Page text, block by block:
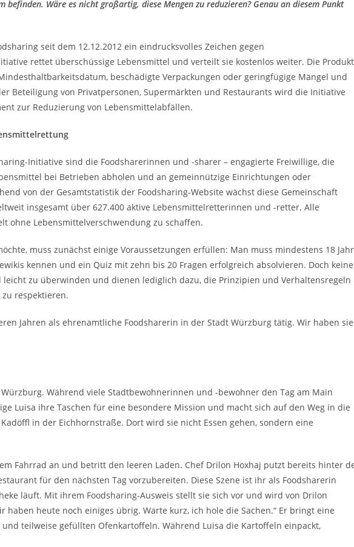
Wäre es nicht großartig, diese Mengen zu reduzieren? Genau an diesem Punkt
seit dem 12.12.2012 ein eindrucksvolles Zeichen gegen
rettet überschüssige Lebensmittel und verteilt sie kostenlos weiter. Die
beschädigte Verpackungen oder geringfügige Mängel und
Beteiligung von Privatpersonen, Supermärkten und Restaurants wird die Initiative
zur Reduzierung von Lebensmittelabfällen.
Initiative sind die Foodsharerinnen und -sharer – engagierte Freiwillige, die
bei Betrieben abholen und an gemeinnützige Einrichtungen oder
von der Gesamtstatistik der Foodsharing-Website wächst diese Gemeinschaft
insgesamt über 627.400 aktive Lebensmittelretterinnen und -retter. Alle
ohne Lebensmittelverschwendung zu schaffen.
muss zunächst einige Voraussetzungen erfüllen: Man muss mindestens 18
kennen und ein Quiz mit zehn bis 20 Fragen erfolgreich absolvieren. Doch keine
leicht zu überwinden und dienen lediglich dazu, die Prinzipien und Verhaltensregeln
respektieren.
Jahren als ehrenamtliche Foodsharerin in der Stadt Würzburg tätig. Wir haben sie
Während viele Stadtbewohnerinnen und -bewohner den Tag am Main
Luisa ihre Taschen für eine besondere Mission und macht sich auf den Weg in die
in der Eichhornstraße. Dort wird sie nicht Essen gehen, sondern eine
Fahrrad an und betritt den leeren Laden. Chef Drilon Hoxhaj putzt bereits hinter
für den nächsten Tag vorzubereiten. Diese Szene ist ihr als Foodsharerin
läuft. Mit ihrem Foodsharing-Ausweis stellt sie sich vor und wird von Drilon
haben heute noch einiges übrig. Warte kurz, ich hole die Sachen.“ Er bringt eine
teilweise gefüllten Ofenkartoffeln. Während Luisa die Kartoffeln einpackt,